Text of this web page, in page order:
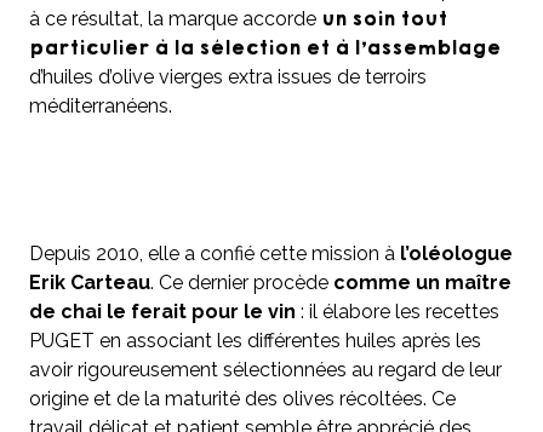
à ce résultat, la marque accorde un soin tout
particulier à la sélection et à l’assemblage
d’huiles d’olive vierges extra issues de terroirs
méditerranéens.
Depuis 2010, elle a confié cette mission à l’oléologue
Erik Carteau. Ce dernier procède comme un maître
de chai le ferait pour le vin : il élabore les recettes
PUGET en associant les différentes huiles après les
avoir rigoureusement sélectionnées au regard de leur
origine et de la maturité des olives récoltées. Ce